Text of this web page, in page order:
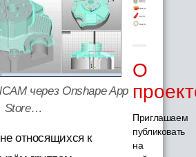
через Onshape App
Store…
относящихся к
О
Приглашаем
публиковать
на